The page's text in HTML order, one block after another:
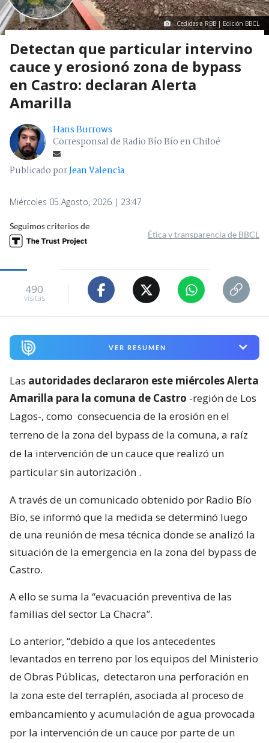
Cedidas a RBB | Edición BBCL
Detectan que particular intervino
cauce y erosionó zona de bypass
en Castro: declaran Alerta
Amarilla
Hans Burrows
Corresponsal de Radio Bío Bío en Chiloé
Publicado porJean Valencia
Miércoles 05 Agosto, 2026 | 23:47
Seguimos criterios de
Ética y transparencia de BBCL
490
visitas
VER RESUMEN
Las autoridades declararon este miércoles Alerta
Amarilla para la comuna de Castro -región de Los
Lagos-, como consecuencia de la erosión en el
terreno de la zona del bypass de la comuna, a raíz
de la intervención de un cauce que realizó un
particular sin autorización .
A través de un comunicado obtenido por Radio Bío
Bío, se informó que la medida se determinó luego
de una reunión de mesa técnica donde se analizó la
situación de la emergencia en la zona del bypass de
Castro.
A ello se suma la “evacuación preventiva de las
familias del sector La Chacra”.
Lo anterior, “debido a que los antecedentes
levantados en terreno por los equipos del Ministerio
de Obras Públicas, detectaron una perforación en
la zona este del terraplén, asociada al proceso de
embancamiento y acumulación de agua provocada
por la intervención de un cauce por parte de un